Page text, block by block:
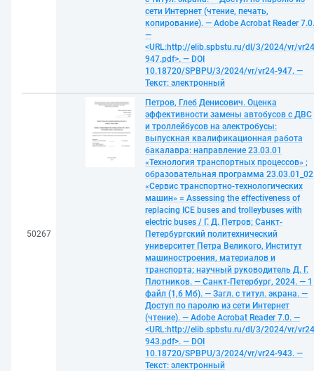
сети Интернет (чтение, печать,
копирование). — Adobe Acrobat Reader 7.0.
—
<URL:http://elib.spbstu.ru/dl/3/2024/vr/
947.pdf>. — DOI
10.18720/SPBPU/3/2024/vr/vr24-947. —
Текст: электронный
50267
Петров, Глеб Денисович. Оценка
эффективности замены автобусов с ДВС
и троллейбусов на электробусы:
выпускная квалификационная работа
бакалавра: направление 23.03.01
«Технология транспортных процессов» ;
образовательная программа 23.03.01_02
«Сервис транспортно-технологических
машин» = Assessing the effectiveness of
replacing ICE buses and trolleybuses with
electric buses / Г. Д. Петров; Санкт-
Петербургский политехнический
университет Петра Великого, Институт
машиностроения, материалов и
транспорта; научный руководитель Д. Г.
Плотников. — Санкт-Петербург, 2024. — 1
файл (1,6 Мб). — Загл. с титул. экрана. —
Доступ по паролю из сети Интернет
(чтение). — Adobe Acrobat Reader 7.0. —
<URL:http://elib.spbstu.ru/dl/3/2024/vr/
943.pdf>. — DOI
10.18720/SPBPU/3/2024/vr/vr24-943. —
Текст: электронный